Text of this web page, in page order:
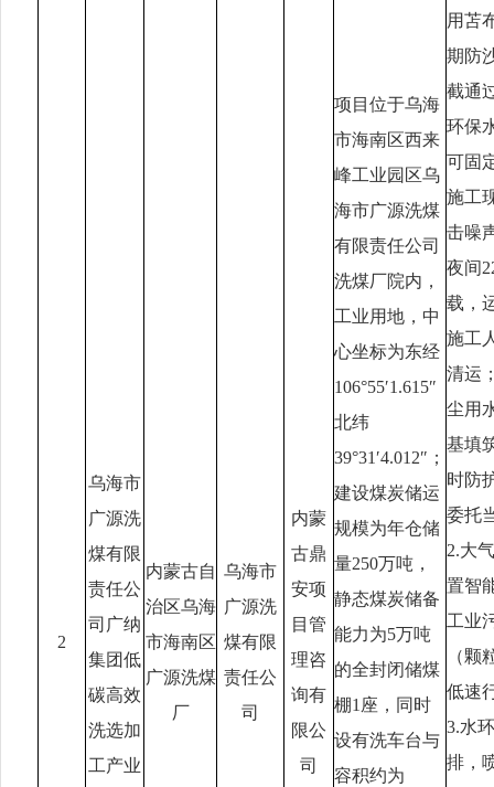
2
乌海市
广源洗
煤有限
责任公
司广纳
集团低
碳高效
洗选加
工产业
内蒙古自
治区乌海
市海南区
广源洗煤
厂
乌海市
广源洗
煤有限
责任公
司
内蒙
古鼎
安项
目管
理咨
询有
限公
司
项目位于乌海
市海南区西来
峰工业园区乌
海市广源洗煤
有限责任公司
洗煤厂院内，
工业用地，中
心坐标为东经
106°55′1.615″
北纬
39°31′4.012″ ；
建设煤炭储运
规模为年仓储
量250万吨，
静态煤炭储备
能力为5万吨
的全封闭储煤
棚1座，同时
设有洗车台与
容积约为
用苫
期防
截通
环保
可固
施工
击噪
夜间
载，
施工
清运
尘用
基填
时防
委托
2.大
置智
工业
（
低速
3.水
排，